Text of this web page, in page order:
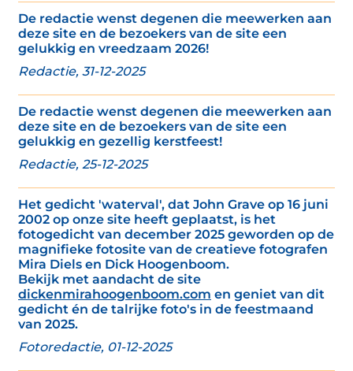
De redactie wenst degenen die meewerken aan
deze site en de bezoekers van de site een
gelukkig en vreedzaam 2026!
Redactie, 31-12-2025
De redactie wenst degenen die meewerken aan
deze site en de bezoekers van de site een
gelukkig en gezellig kerstfeest!
Redactie, 25-12-2025
Het gedicht 'waterval', dat John Grave op 16 juni
2002 op onze site heeft geplaatst, is het
fotogedicht van december 2025 geworden op de
magnifieke fotosite van de creatieve fotografen
Mira Diels en Dick Hoogenboom.
Bekijk met aandacht de site
dickenmirahoogenboom.com en geniet van dit
gedicht én de talrijke foto's in de feestmaand
van 2025.
Fotoredactie, 01-12-2025